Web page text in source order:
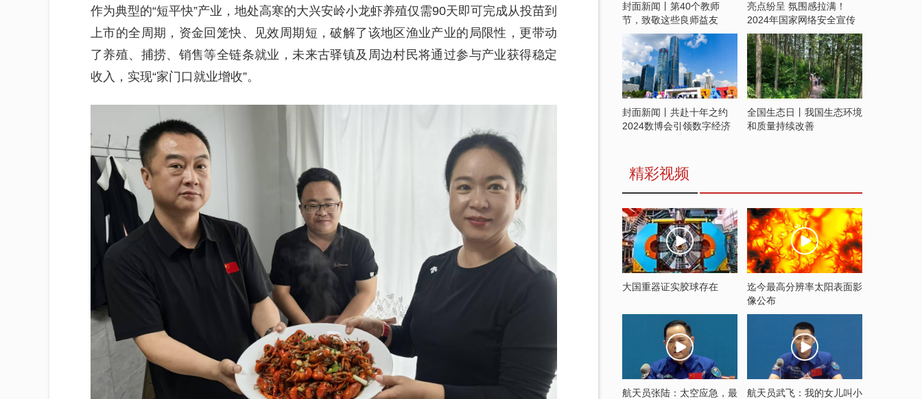
作为典型的“短平快”产业，地处高寒的大兴安岭小龙虾养殖仅需90天即可完成从投苗到
上市的全周期，资金回笼快、见效周期短，破解了该地区渔业产业的局限性，更带动
了养殖、捕捞、销售等全链条就业，未来古驿镇及周边村民将通过参与产业获得稳定
收入，实现“家门口就业增收”。
封面新闻丨第40个教师
节，致敬这些良师益友
亮点纷呈 氛围感拉满！
2024年国家网络安全宣传
周开启
封面新闻丨共赴十年之约
2024数博会引领数字经济
全国生态日丨我国生态环境
和质量持续改善
精彩视频
大国重器证实胶球存在
迄今最高分辨率太阳表面影
像公布
航天员张陆：太空应急，最
航天员武飞：我的女儿叫小